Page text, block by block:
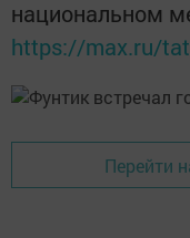
национальном
https://max.ru/
Перейти